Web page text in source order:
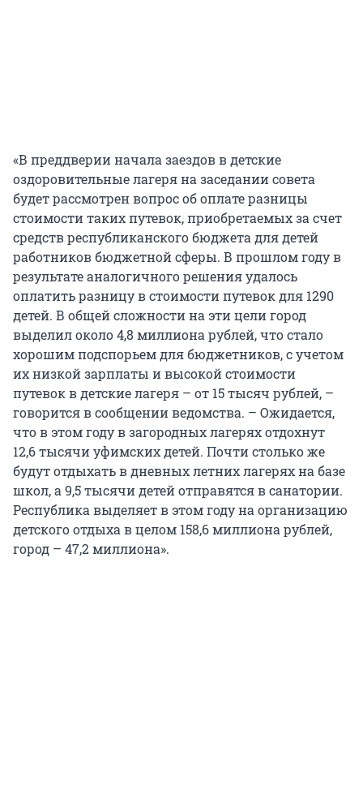
«В преддверии начала заездов в детские
оздоровительные лагеря на заседании совета
будет рассмотрен вопрос об оплате разницы
стоимости таких путевок, приобретаемых за счет
средств республиканского бюджета для детей
работников бюджетной сферы. В прошлом году в
результате аналогичного решения удалось
оплатить разницу в стоимости путевок для 1290
детей. В общей сложности на эти цели город
выделил около 4,8 миллиона рублей, что стало
хорошим подспорьем для бюджетников, с учетом
их низкой зарплаты и высокой стоимости
путевок в детские лагеря – от 15 тысяч рублей, –
говорится в сообщении ведомства. – Ожидается,
что в этом году в загородных лагерях отдохнут
12,6 тысячи уфимских детей. Почти столько же
будут отдыхать в дневных летних лагерях на базе
школ, а 9,5 тысячи детей отправятся в санатории.
Республика выделяет в этом году на организацию
детского отдыха в целом 158,6 миллиона рублей,
город – 47,2 миллиона».